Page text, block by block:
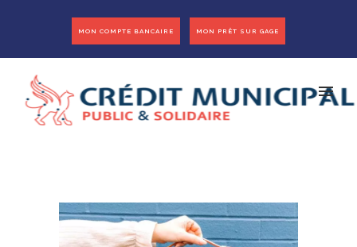
MON COMPTE BANCAIRE MON PRÊT SUR GAGE